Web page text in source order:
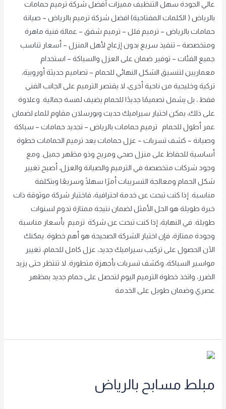
عالي الجودة سهل التنظيف مميزات أفضل شركة ترميم حمامات
بالرياض ( الكلمات المفتاحية) افضل شركة ترميم بالرياض – صيانة
حمامات بالرياض – ترميم فلل – ترميم شقق – عمالة فنية ماهرة
ومتخصصة – تنفيذ سريع بدون إزعاج لأهل المنزل – أسعار تناسب
جميع الفئات – توفير ضمان على العزل والسباكة – استخدام
معماريين لتنسيق الشكل النهائي للحمام – تصاميم حديثة أوروبية،
تركية وخليجية من ناحية أخرى، لا يقتصر الترميم على الجانب الفني
فقط ، بل يشمل تصميمًا جديدًا للحمام يضيف لمسة جمالية. وعلاوة
على ذلك، يمكن اختيار سيراميك حديث وبورسلان مقاوم للماء لضمان
عمر أطول للحمام ترميم حمامات بالرياض – تجديد حمامات – سباكة
وصيانة – كشف تسربات – عزل حمامات يعد ترميم الحمامات خطوة
أساسية للحفاظ على منزل صحي ومريح وذو مظهر جميل. ومع
وجود شركات متخصصة في الترميم والصيانة والعزل، أصبح تغيير
شكل الحمام ومعالجة التسريبات أمرًا سهلًا وسريعًا وبتكلفة
مناسبة. إذا كنت تبحث عن خدمة احترافية، فاختيار شركة موثوقة ذات
خبرة طويلة هو الحل الأمثل لضمان نتيجة ممتازة تدوم لسنوات
طويلة. في النهاية، إذا كنت تبحث عن شركة ترميم بأسعار مناسبة
وجودة ممتازة، فإن اختيار الشركة الصحيحة هو أهم خطوة. يمكنك
الآن الحصول على تركيب سيراميك جديد، عزل كامل للحمام، تغيير
مواسير السباكة، وكشف تسربات بأجهزة متطورة. لا تنتظر حتى يزيد
الضرر، واتخذ خطوة الترميم اليوم لتحصل على حمام جديد بمظهر
عصري وضمان طويل على الخدمة
مبلط مسابح بالرياض
مبلط
بالرياض